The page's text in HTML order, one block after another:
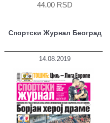
44.00 RSD
Спортски Журнал Београд
14.08.2019